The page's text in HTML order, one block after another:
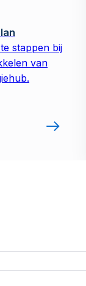
stappen bij
van